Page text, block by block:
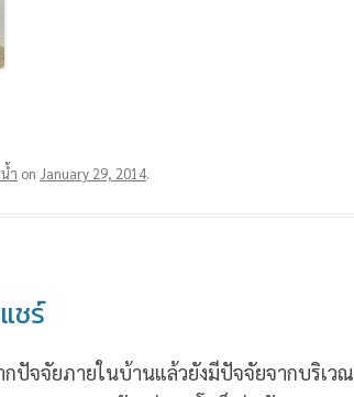
ำ on January 29, 2014.
ชร์
ปัจจัยภายในบ้านแล้วยังมีปัจจัยจากบริเวณ